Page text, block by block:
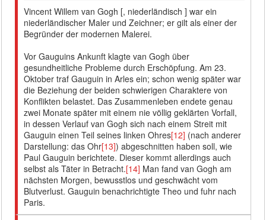
Vincent Willem van Gogh [, niederländisch ] war ein
niederländischer Maler und Zeichner; er gilt als einer der
Begründer der modernen Malerei.
Vor Gauguins Ankunft klagte van Gogh über
gesundheitliche Probleme durch Erschöpfung. Am 23.
Oktober traf Gauguin in Arles ein; schon wenig später war
die Beziehung der beiden schwierigen Charaktere von
Konflikten belastet. Das Zusammenleben endete genau
zwei Monate später mit einem nie völlig geklärten Vorfall,
in dessen Verlauf van Gogh sich nach einem Streit mit
Gauguin einen Teil seines linken Ohres[12] (nach anderer
Darstellung: das Ohr[13]) abgeschnitten haben soll, wie
Paul Gauguin berichtete. Dieser kommt allerdings auch
selbst als Täter in Betracht.[14] Man fand van Gogh am
nächsten Morgen, bewusstlos und geschwächt vom
Blutverlust. Gauguin benachrichtigte Theo und fuhr nach
Paris.